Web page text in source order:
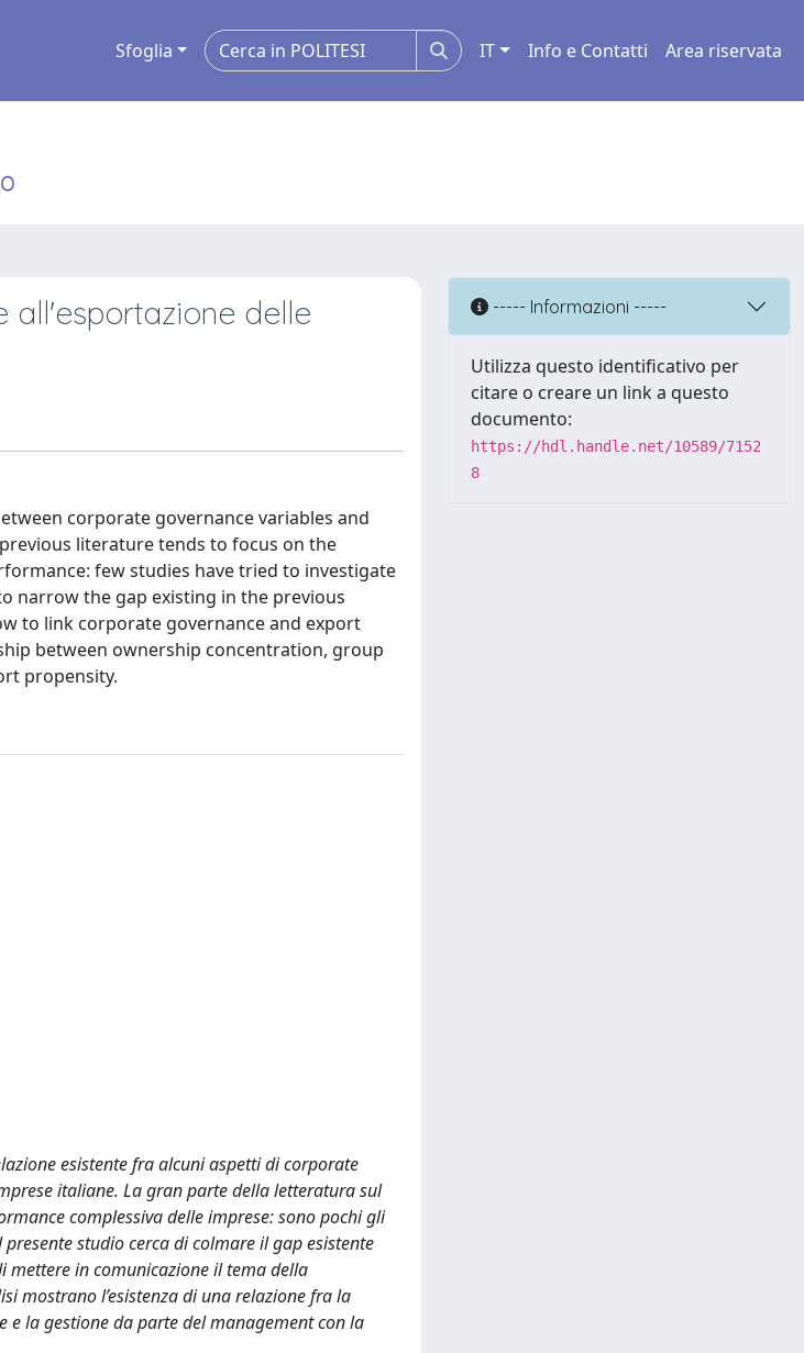
Sfoglia IT Info e Contatti Area riservata
all'esportazione delle
corporate governance variables and
literature tends to focus on the
few studies have tried to investigate
narrow the gap existing in the previous
to link corporate governance and export
between ownership concentration, group
propensity.
esistente fra alcuni aspetti di corporate
italiane. La gran parte della letteratura sul
complessiva delle imprese: sono pochi gli
studio cerca di colmare il gap esistente
mettere in comunicazione il tema della
mostrano l’esistenza di una relazione fra la
e la gestione da parte del management con la
----- Informazioni -----
Utilizza questo identificativo per
citare o creare un link a questo
documento:
https://hdl.handle.net/10589/7152
8